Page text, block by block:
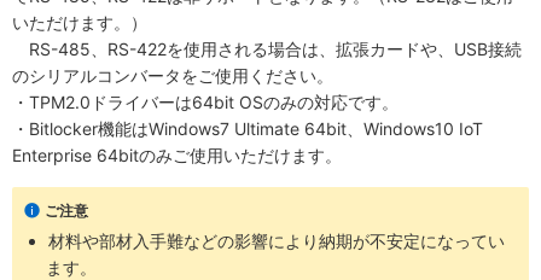
いただけます。）
RS-485、RS-422を使用される場合は、拡張カードや、USB接続
のシリアルコンバータをご使用ください。
・TPM2.0ドライバーは64bit OSのみの対応です。
・Bitlocker機能はWindows7 Ultimate 64bit、Windows10 IoT
Enterprise 64bitのみご使用いただけます。
ご注意
材料や部材入手難などの影響により納期が不安定になってい
ます。